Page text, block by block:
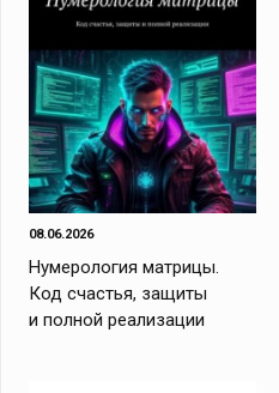
08.06.2026
Нумерология матрицы.
Код cчастья, защиты
и полной реализации